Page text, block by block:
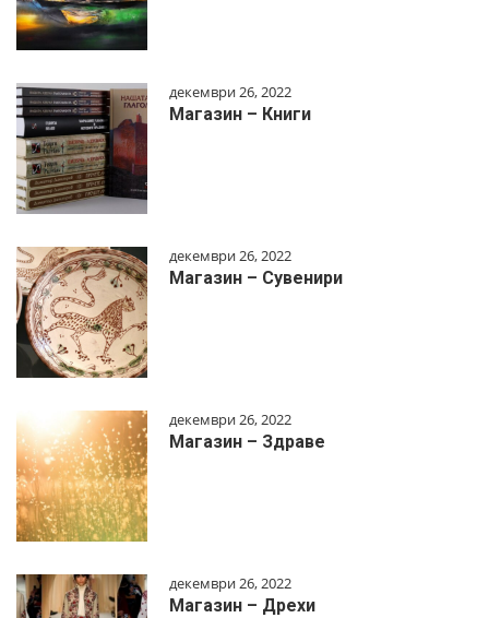
декември 26, 2022
Магазин – Книги
декември 26, 2022
Магазин – Сувенири
декември 26, 2022
Магазин – Здраве
декември 26, 2022
Магазин – Дрехи